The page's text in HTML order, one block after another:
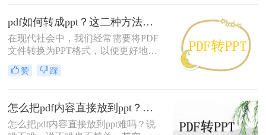
容的修改和重新组织。因此，将PDF
转换为PPT（PowerPoint）格式，可以
使得内容更加易于编辑和呈现。那么
PDF如何转为PPT呢？本文将介绍几
种将PDF转为PPT的方法。
pdf如何转成ppt？这二种方法太实用了！
在现代社会中，我们经常需要将PDF
文件转换为PPT格式，以便更好地展
示和分享。无论是在学校、工作还是
日常生活中，转换PDF到PPT格式的
ppt呢？本文将为大家介绍几种常用的
方法，以及一些实用的工具推荐。
赞 踩
怎么把pdf内容直接放到ppt？二种简单而有效的方法！
怎么把pdf内容直接放到ppt难吗？说